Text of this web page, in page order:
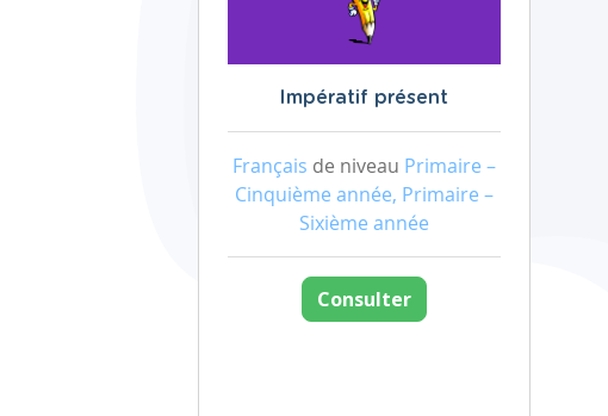
Impératif présent
Français de niveau Primaire –
Cinquième année, Primaire –
Sixième année
Consulter